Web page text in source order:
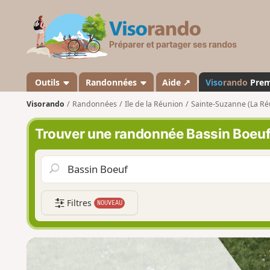
s
a
n
d
o
Outils Randonnées Aide ↗ Visorando
Visorando Randonnées Ile de la Réunion Sainte-Suzanne (La
Trouver une randonnée Bassin
Filtres NOUVEAU